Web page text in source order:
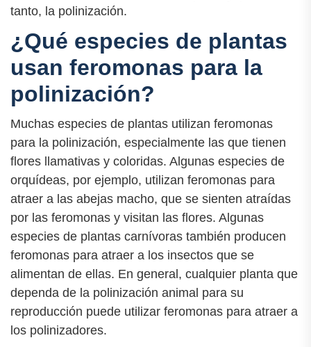
tanto, la polinización.
¿Qué especies de plantas
usan feromonas para la
polinización?
Muchas especies de plantas utilizan feromonas
para la polinización, especialmente las que tienen
flores llamativas y coloridas. Algunas especies de
orquídeas, por ejemplo, utilizan feromonas para
atraer a las abejas macho, que se sienten atraídas
por las feromonas y visitan las flores. Algunas
especies de plantas carnívoras también producen
feromonas para atraer a los insectos que se
alimentan de ellas. En general, cualquier planta que
dependa de la polinización animal para su
reproducción puede utilizar feromonas para atraer a
los polinizadores.